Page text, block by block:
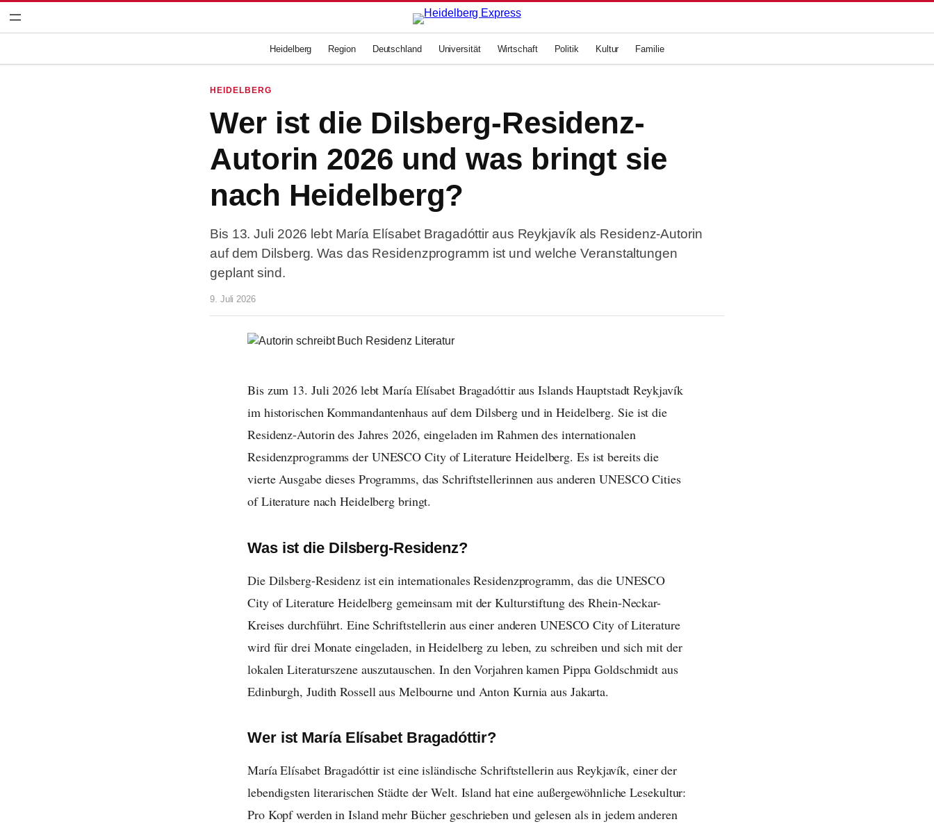
Inhalt
Heidelberg Region Deutschland Universität Wirtschaft Politik Kultur Familie
HEIDELBERG
Wer ist die Dilsberg-Residenz-
Autorin 2026 und was bringt sie
nach Heidelberg?
Bis 13. Juli 2026 lebt María Elísabet Bragadóttir aus Reykjavík als Residenz-Autorin
auf dem Dilsberg. Was das Residenzprogramm ist und welche Veranstaltungen
geplant sind.
9. Juli 2026
Bis zum 13. Juli 2026 lebt María Elísabet Bragadóttir aus Islands Hauptstadt Reykjavík
im historischen Kommandantenhaus auf dem Dilsberg und in Heidelberg. Sie ist die
Residenz-Autorin des Jahres 2026, eingeladen im Rahmen des internationalen
Residenzprogramms der UNESCO City of Literature Heidelberg. Es ist bereits die
vierte Ausgabe dieses Programms, das Schriftstellerinnen aus anderen UNESCO Cities
of Literature nach Heidelberg bringt.
Was ist die Dilsberg-Residenz?
Die Dilsberg-Residenz ist ein internationales Residenzprogramm, das die UNESCO
City of Literature Heidelberg gemeinsam mit der Kulturstiftung des Rhein-Neckar-
Kreises durchführt. Eine Schriftstellerin aus einer anderen UNESCO City of Literature
wird für drei Monate eingeladen, in Heidelberg zu leben, zu schreiben und sich mit der
lokalen Literaturszene auszutauschen. In den Vorjahren kamen Pippa Goldschmidt aus
Edinburgh, Judith Rossell aus Melbourne und Anton Kurnia aus Jakarta.
Wer ist María Elísabet Bragadóttir?
María Elísabet Bragadóttir ist eine isländische Schriftstellerin aus Reykjavík, einer der
lebendigsten literarischen Städte der Welt. Island hat eine außergewöhnliche Lesekultur:
Pro Kopf werden in Island mehr Bücher geschrieben und gelesen als in jedem anderen